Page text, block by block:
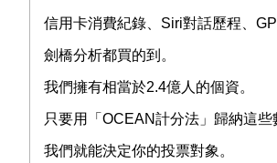
信用卡消費紀錄、 Siri對話歷程、
劍橋分析都買的到。
我們擁有相當於2.4億人的個資。
只要用「 OCEAN計分法」歸納這些
我們就能決定你的投票對象。